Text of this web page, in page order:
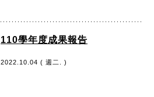
110學年度成果報告
2022.10.04 ( 週二. )